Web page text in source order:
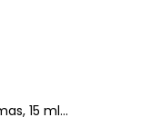
15 ml...